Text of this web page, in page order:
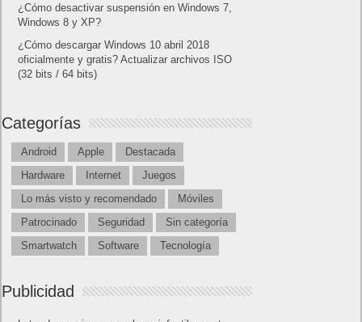
¿Cómo desactivar suspensión en Windows 7,
Windows 8 y XP?
¿Cómo descargar Windows 10 abril 2018
oficialmente y gratis? Actualizar archivos ISO
(32 bits / 64 bits)
Categorías
Android Apple
Destacada
Hardware
Internet
Juegos
Lo más visto y recomendado
Móviles
Patrocinado
Seguridad
Sin categoría
Smartwatch
Software Tecnología
Publicidad